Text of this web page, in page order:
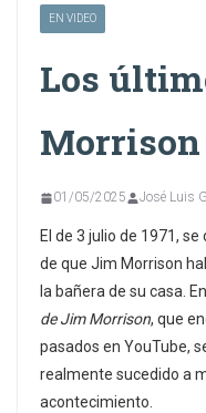
EN VIDEO
Los
Morrison
01/05/2025 José Luis
El de 3 julio de 1971,
de que Jim Morrison
la bañera de su casa.
de Jim Morrison, que
pasados en YouTube,
realmente sucedido a
acontecimiento.